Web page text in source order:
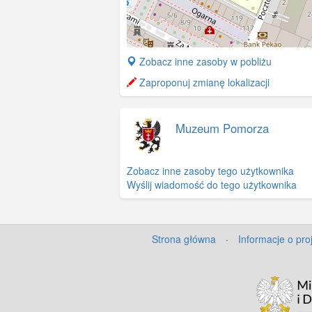
+
−
Zobacz inne zasoby w pobliżu
Zaproponuj zmianę lokalizacji
Muzeum Pomorza
Zobacz inne zasoby tego użytkownika
Wyślij wiadomość do tego użytkownika
Strona główna · Informacje o